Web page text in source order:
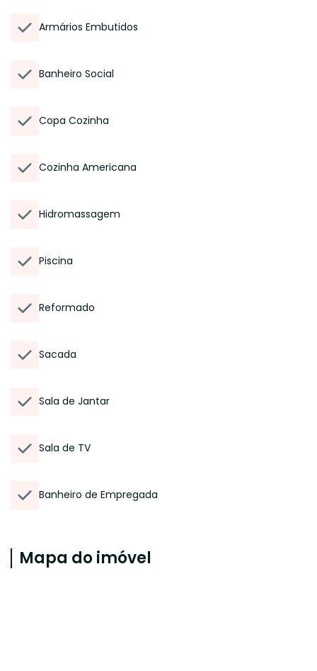
Armários Embutidos
Banheiro Social
Copa Cozinha
Cozinha Americana
Hidromassagem
Piscina
Reformado
Sacada
Sala de Jantar
Sala de TV
Banheiro de Empregada
Mapa do imóvel